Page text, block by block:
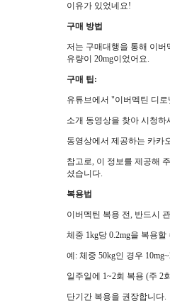
이유가 있었네요!
구매 방법
저는 구매대행을 통해 이
유량이 20mg이었어요.
구매 팁:
유튜브에서 "이버멕틴 디
소개 동영상을 찾아 시청하
동영상에서 제공하는 카카
참고로, 이 정보를 제공해
셨습니다.
복용법
이버멕틴 복용 전, 반드시
체중 1kg당 0.2mg을 복용
예: 체중 50kg인 경우
일주일에 1~2회 복용 (주 2
단기간 복용을 권장합니다.